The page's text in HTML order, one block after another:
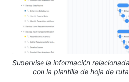
Supervise la información
con la plantilla de hoja de